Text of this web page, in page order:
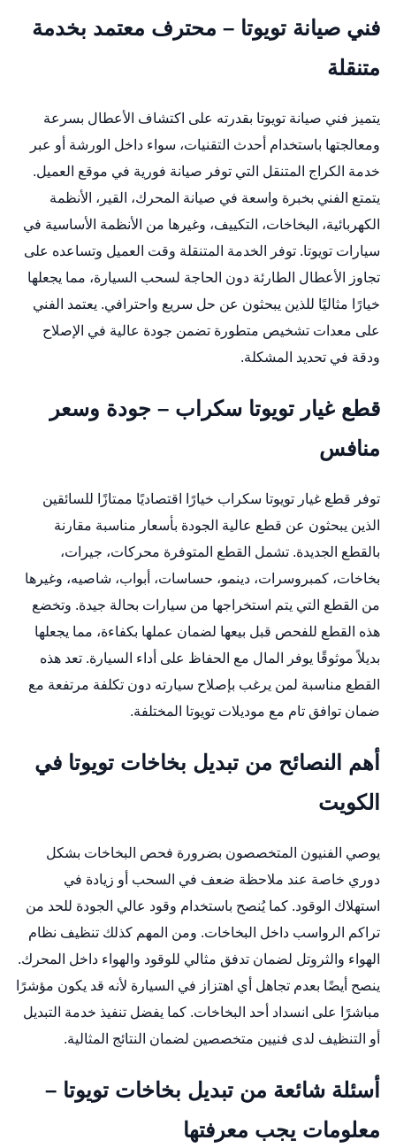
فني صيانة تويوتا – محترف معتمد بخدمة
متنقلة
يتميز فني صيانة تويوتا بقدرته على اكتشاف الأعطال بسرعة
ومعالجتها باستخدام أحدث التقنيات، سواء داخل الورشة أو عبر
خدمة الكراج المتنقل التي توفر صيانة فورية في موقع العميل.
يتمتع الفني بخبرة واسعة في صيانة المحرك، القير، الأنظمة
الكهربائية، البخاخات، التكييف، وغيرها من الأنظمة الأساسية في
سيارات تويوتا. توفر الخدمة المتنقلة وقت العميل وتساعده على
تجاوز الأعطال الطارئة دون الحاجة لسحب السيارة، مما يجعلها
خيارًا مثاليًا للذين يبحثون عن حل سريع واحترافي. يعتمد الفني
على معدات تشخيص متطورة تضمن جودة عالية في الإصلاح
ودقة في تحديد المشكلة.
قطع غيار تويوتا سكراب – جودة وسعر
منافس
توفر قطع غيار تويوتا سكراب خيارًا اقتصاديًا ممتازًا للسائقين
الذين يبحثون عن قطع عالية الجودة بأسعار مناسبة مقارنة
بالقطع الجديدة. تشمل القطع المتوفرة محركات، جيرات،
بخاخات، كمبروسرات، دينمو، حساسات، أبواب، شاصيه، وغيرها
من القطع التي يتم استخراجها من سيارات بحالة جيدة. وتخضع
هذه القطع للفحص قبل بيعها لضمان عملها بكفاءة، مما يجعلها
بديلاً موثوقًا يوفر المال مع الحفاظ على أداء السيارة. تعد هذه
القطع مناسبة لمن يرغب بإصلاح سيارته دون تكلفة مرتفعة مع
ضمان توافق تام مع موديلات تويوتا المختلفة.
أهم النصائح من تبديل بخاخات تويوتا في
الكويت
يوصي الفنيون المتخصصون بضرورة فحص البخاخات بشكل
دوري خاصة عند ملاحظة ضعف في السحب أو زيادة في
استهلاك الوقود. كما يُنصح باستخدام وقود عالي الجودة للحد من
تراكم الرواسب داخل البخاخات. ومن المهم كذلك تنظيف نظام
الهواء والثروتل لضمان تدفق مثالي للوقود والهواء داخل المحرك.
ينصح أيضًا بعدم تجاهل أي اهتزاز في السيارة لأنه قد يكون مؤشرًا
مباشرًا على انسداد أحد البخاخات. كما يفضل تنفيذ خدمة التبديل
أو التنظيف لدى فنيين متخصصين لضمان النتائج المثالية.
أسئلة شائعة من تبديل بخاخات تويوتا –
معلومات يجب معرفتها